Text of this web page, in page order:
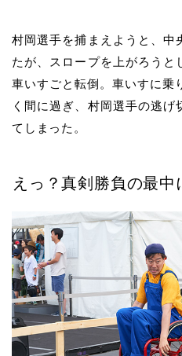
村岡選手を捕まえようと、中
たが、スロープを上がろうと
車いすごと転倒。車いすに乗
く間に過ぎ、村岡選手の逃
てしまった。
えっ？真剣勝負の最中